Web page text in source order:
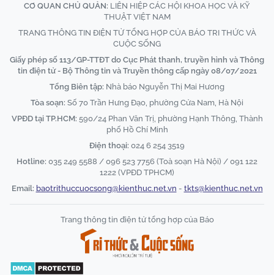
CƠ QUAN CHỦ QUẢN: LIÊN HIỆP CÁC HỘI KHOA HỌC VÀ KỸ
THUẬT VIỆT NAM
TRANG THÔNG TIN ĐIỆN TỬ TỔNG HỢP CỦA BÁO TRI THỨC VÀ
CUỘC SỐNG
Giấy phép số 113/GP-TTĐT do Cục Phát thanh, truyền hình và Thông
tin điện tử - Bộ Thông tin và Truyền thông cấp ngày 08/07/2021
Tổng Biên tập: Nhà báo Nguyễn Thị Mai Hương
Tòa soạn: Số 70 Trần Hưng Đạo, phường Cửa Nam, Hà Nội
VPĐD tại TP.HCM: 590/24 Phan Văn Trị, phường Hạnh Thông, Thành
phố Hồ Chí Minh
Điện thoại: 024 6 254 3519
Hotline: 035 249 5588 / 096 523 7756 (Toà soạn Hà Nội) / 091 122
1222 (VPĐD TPHCM)
Email: baotrithuccuocsong@kienthuc.net.vn - tkts@kienthuc.net.vn
Trang thông tin điện tử tổng hợp của Báo